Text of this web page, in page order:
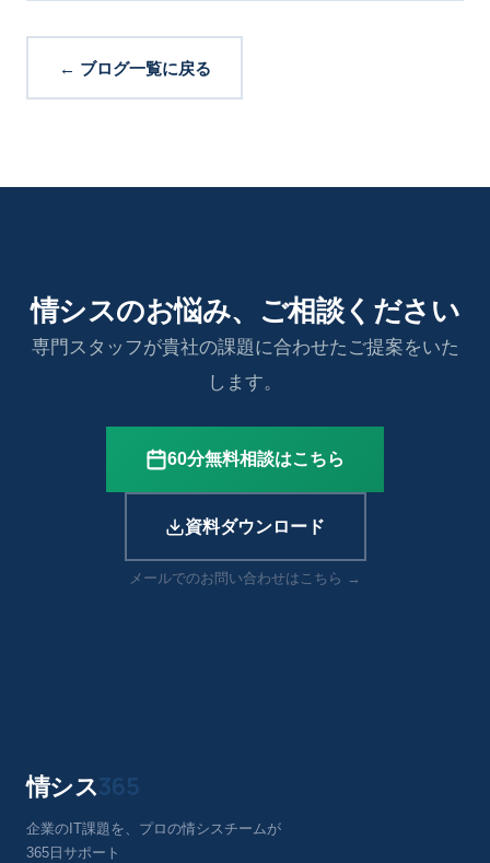
← ブログ一覧に戻る
情シスのお悩み、ご相談ください
専門スタッフが貴社の課題に合わせたご提案をいた
します。
60分無料相談はこちら
資料ダウンロード
メールでのお問い合わせはこちら →
情シス365
企業のIT課題を、プロの情シスチームが
365日サポート